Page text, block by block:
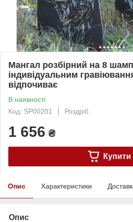
Мангал розбірний на 8
індивідуальним
відпочиває
В наявності
Код: SP00201
Роздріб
1 656 ₴
Купити
Опис Характеристики
Опис